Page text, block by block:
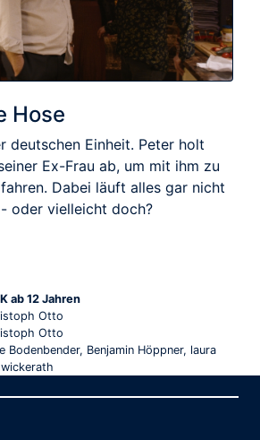
Hose
deutschen Einheit. Peter holt
Ex-Frau ab, um mit ihm zu
Dabei läuft alles gar nicht
oder vielleicht doch?
ab 12 Jahren
Otto
Otto
Bodenbender, Benjamin Höppner, laura